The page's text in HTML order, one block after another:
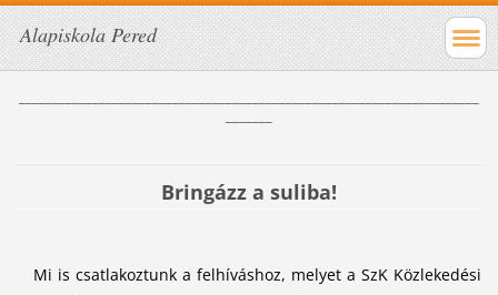
Alapiskola Pered
Bringázz a suliba!
Mi is csatlakoztunk a felhíváshoz, melyet a SzK Közlekedési